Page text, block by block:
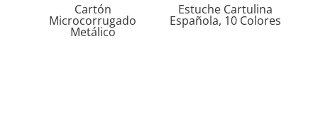
Cartón
Microcorrugado
Metálico
Estuche Cartulina
Española, 10 Colores